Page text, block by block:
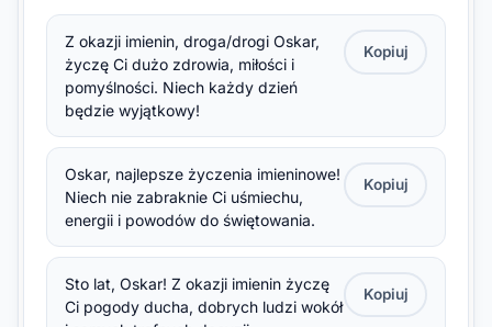
Z okazji imienin, droga/drogi Oskar,
życzę Ci dużo zdrowia, miłości i
pomyślności. Niech każdy dzień
będzie wyjątkowy!
Kopiuj
Oskar, najlepsze życzenia imieninowe!
Niech nie zabraknie Ci uśmiechu,
energii i powodów do świętowania.
Kopiuj
Sto lat, Oskar! Z okazji imienin życzę
Ci pogody ducha, dobrych ludzi wokół
Kopiuj